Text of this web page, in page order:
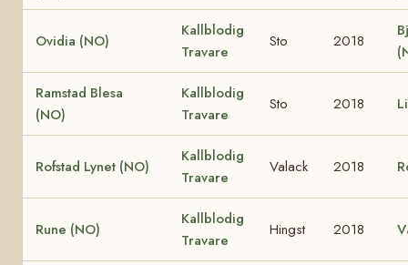
Ovidia (NO)
Kallblodig
Travare
Sto 2018
Ramstad Blesa
(NO)
Kallblodig
Travare
Sto 2018
Rofstad Lynet (NO)
Kallblodig
Travare
Valack 2018
Rune (NO)
Kallblodig
Travare
Hingst 2018